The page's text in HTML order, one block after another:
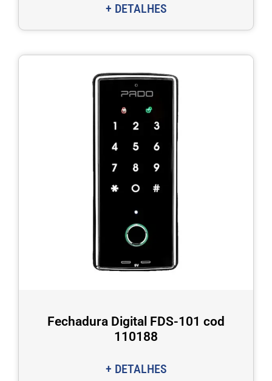
+ DETALHES
Fechadura Digital FDS-101 cod
110188
+ DETALHES